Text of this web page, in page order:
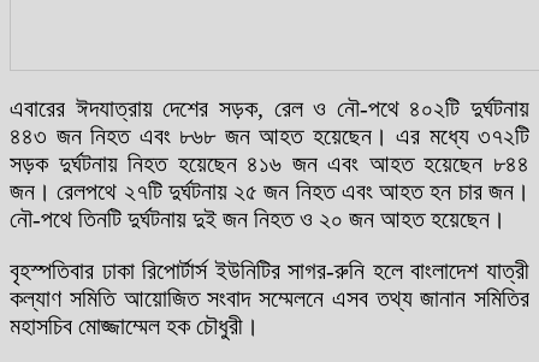
এবারের ঈদযাত্রায় দেশের সড়ক, রেল ও নৌ-পথে ৪০২টি দুর্ঘটনায়
৪৪৩ জন নিহত এবং ৮৬৮ জন আহত হয়েছেন। এর মধ্যে ৩৭২টি
সড়ক দুর্ঘটনায় নিহত হয়েছেন ৪১৬ জন এবং আহত হয়েছেন ৮৪৪
জন। রেলপথে ২৭টি দুর্ঘটনায় ২৫ জন নিহত এবং আহত হন চার জন।
নৌ-পথে তিনটি দুর্ঘটনায় দুই জন নিহত ও ২০ জন আহত হয়েছেন।
বৃহস্পতিবার ঢাকা রিপোর্টার্স ইউনিটির সাগর-রুনি হলে বাংলাদেশ যাত্রী
কল্যাণ সমিতি আয়োজিত সংবাদ সম্মেলনে এসব তথ্য জানান সমিতির
মহাসচিব মোজ্জাম্মেল হক চৌধুরী।